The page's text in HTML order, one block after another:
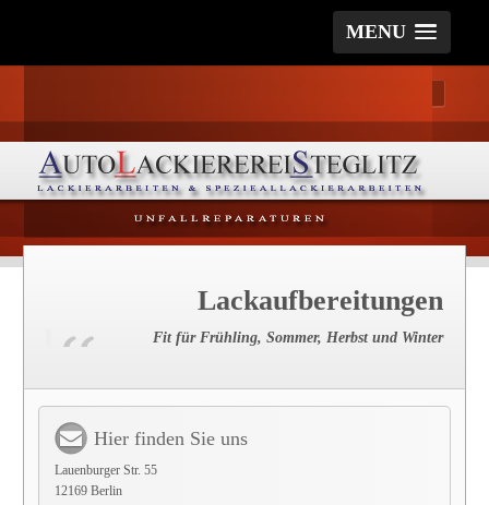
MENU
Lackaufbereitungen
Fit für Frühling, Sommer, Herbst und Winter
Hier finden Sie uns
Lauenburger Str. 55
12169 Berlin